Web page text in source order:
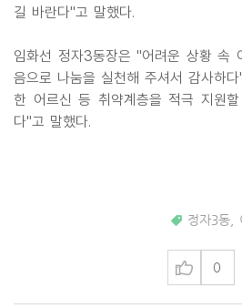
길 바란다"고 말했다.
임화선 정자3동장은 "어려운 상황 속
음으로 나눔을 실천해 주셔서 감사하
한 어르신 등 취약계층을 적극 지원
다"고 말했다.
정자3동
0